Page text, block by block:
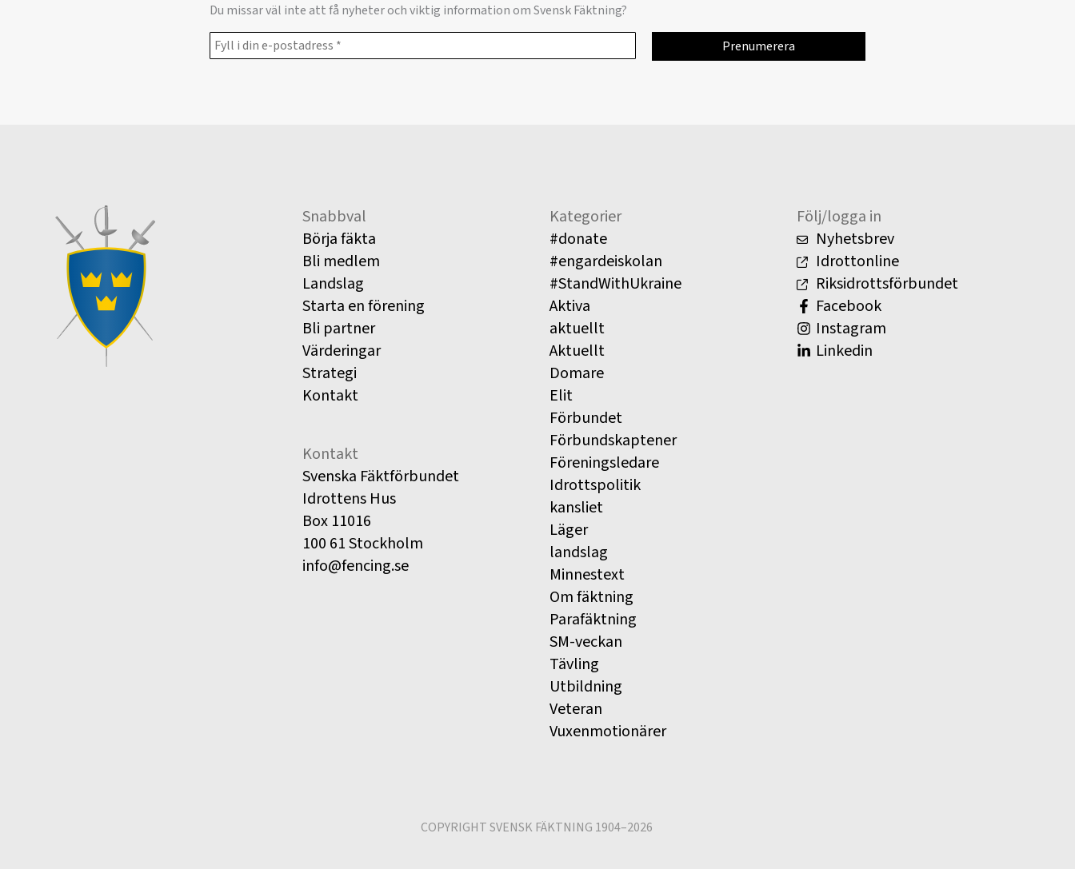
Du missar väl inte att få nyheter och viktig information om Svensk Fäktning?
Snabbval
Börja fäkta
Bli medlem
Landslag
Starta en förening
Bli partner
Värderingar
Strategi
Kontakt
Kontakt
Svenska Fäktförbundet
Idrottens Hus
Box 11016
100 61 Stockholm
info@fencing.se
Kategorier
#donate
#engardeiskolan
#StandWithUkraine
Aktiva
aktuellt
Aktuellt
Domare
Elit
Förbundet
Förbundskaptener
Föreningsledare
Idrottspolitik
kansliet
Läger
landslag
Minnestext
Om fäktning
Parafäktning
SM-veckan
Tävling
Utbildning
Veteran
Vuxenmotionärer
Följ/logga in
Nyhetsbrev
Idrottonline
Riksidrottsförbundet
Facebook
Instagram
Linkedin
COPYRIGHT SVENSK FÄKTNING 1904–2026